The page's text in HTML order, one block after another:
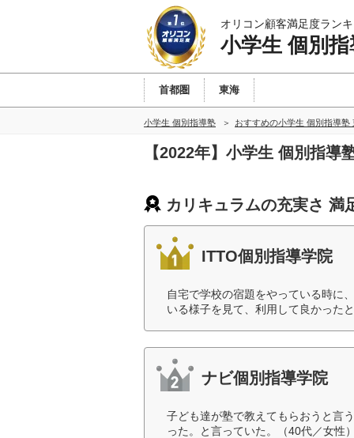
オリコン顧客満足度ラン
小学生 個別
首都圏 東海
小学生 個別指導塾 おすすめの小学生 個別指導塾
【2022年】小学生 個別指
カリキュラムの充実さ 満
ITTO個別指導学院
自宅で学校の宿題をやっている時に
いる様子を見て、利用して良かった
ナビ個別指導学院
子ども達が塾で教えてもらおうと言
った。と言っていた。（40代／女性